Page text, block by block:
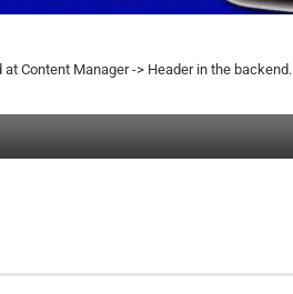
Content Manager -> Header in the backend.